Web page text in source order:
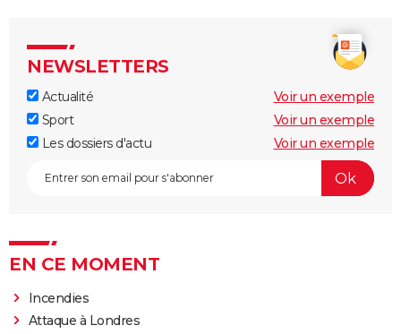
NEWSLETTERS
Actualité
Voir un exemple
Sport
Voir un exemple
Les dossiers d'actu
Voir un exemple
EN CE MOMENT
Incendies
Attaque à Londres